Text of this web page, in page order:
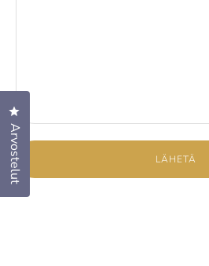
LÄHETÄ
Arvostelut
Klikkaa avataksesi arvosteludialogin